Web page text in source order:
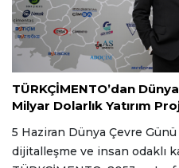
04 Haziran 2026
TÜRKÇİMENTO’dan
Milyar Dolarlık Yatırım
5 Haziran Dünya Çevre
dijitalleşme ve insan odaklı